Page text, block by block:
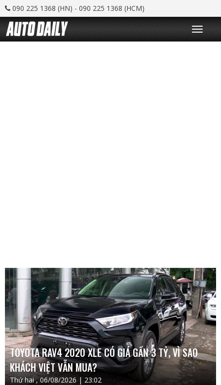
090 225 1368 (HN) - 090 225 1368 (HCM)
T
o
g
TOYOTA RAV4 2020 XLE CÓ GIÁ GẦN 3 TỶ, VÌ SAO
KHÁCH VIỆT VẪN MUA?
Thứ hai , 06/08/2026 | 23:02